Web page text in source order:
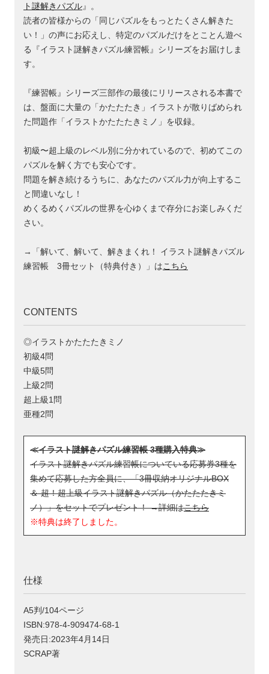
ト謎解きパズル』。
読者の皆様からの「同じパズルをもっとたくさん解きた
い！」の声にお応えし、特定のパズルだけをとことん遊べ
る『イラスト謎解きパズル練習帳』シリーズをお届けしま
す。
『練習帳』シリーズ三部作の最後にリリースされる本書で
は、盤面に大量の「かたたたき」イラストが散りばめられ
た問題作「イラストかたたたきミノ」を収録。
初級〜超上級のレベル別に分かれているので、初めてこの
パズルを解く方でも安心です。
問題を解き続けるうちに、あなたのパズル力が向上するこ
と間違いなし！
めくるめくパズルの世界を心ゆくまで存分にお楽しみくだ
さい。
→「解いて、解いて、解きまくれ！ イラスト謎解きパズル
練習帳 3冊セット（特典付き）」はこちら
CONTENTS
◎イラストかたたたきミノ
初級4問
中級5問
上級2問
超上級1問
亜種2問
≪イラスト謎解きパズル練習帳 3種購入特典≫
イラスト謎解きパズル練習帳についている応募券3種を
集めて応募した方全員に、「3冊収納オリジナルBOX
＆ 超！超上級イラスト謎解きパズル（かたたたきミ
ノ）」をセットでプレゼント！ →詳細はこちら
※特典は終了しました。
仕様
A5判/104ページ
ISBN:978-4-909474-68-1
発売日:2023年4月14日
SCRAP著